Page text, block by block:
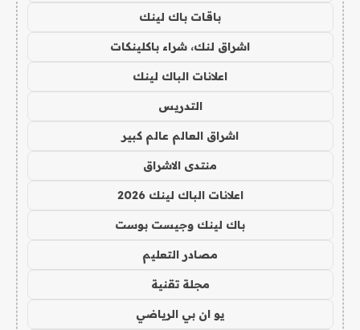
باقات باك لينك
اشراق لنك، شراء باكلينكات
اعلانات الباك لينك
التدريس
اشراق العالم عالم كبير
منتدى الاشراق
اعلانات الباك لينك 2026
باك لينك وجيست بوست
مصادر التعليم
مجلة تقنية
يو ان بي الرياضي